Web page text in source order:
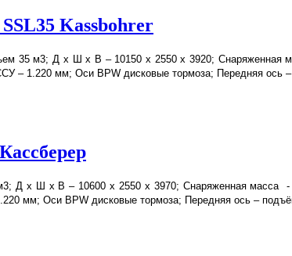
Kassbohrer
35 м3; Д х Ш х В – 10150 х 2550 х 3920; Снаряженная
– 1.220 мм; Оси BPW дисковые тормоза; Передняя
Д х Ш х В – 10600 х 2550 х 3970; Снаряженная масса -
мм; Оси BPW дисковые тормоза; Передняя ось –